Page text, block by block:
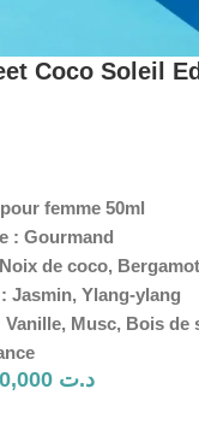
Coco Soleil
femme 50ml
: Gourmand
de coco,
Jasmin, Ylang-ylang
Musc, Bois de
د.ت